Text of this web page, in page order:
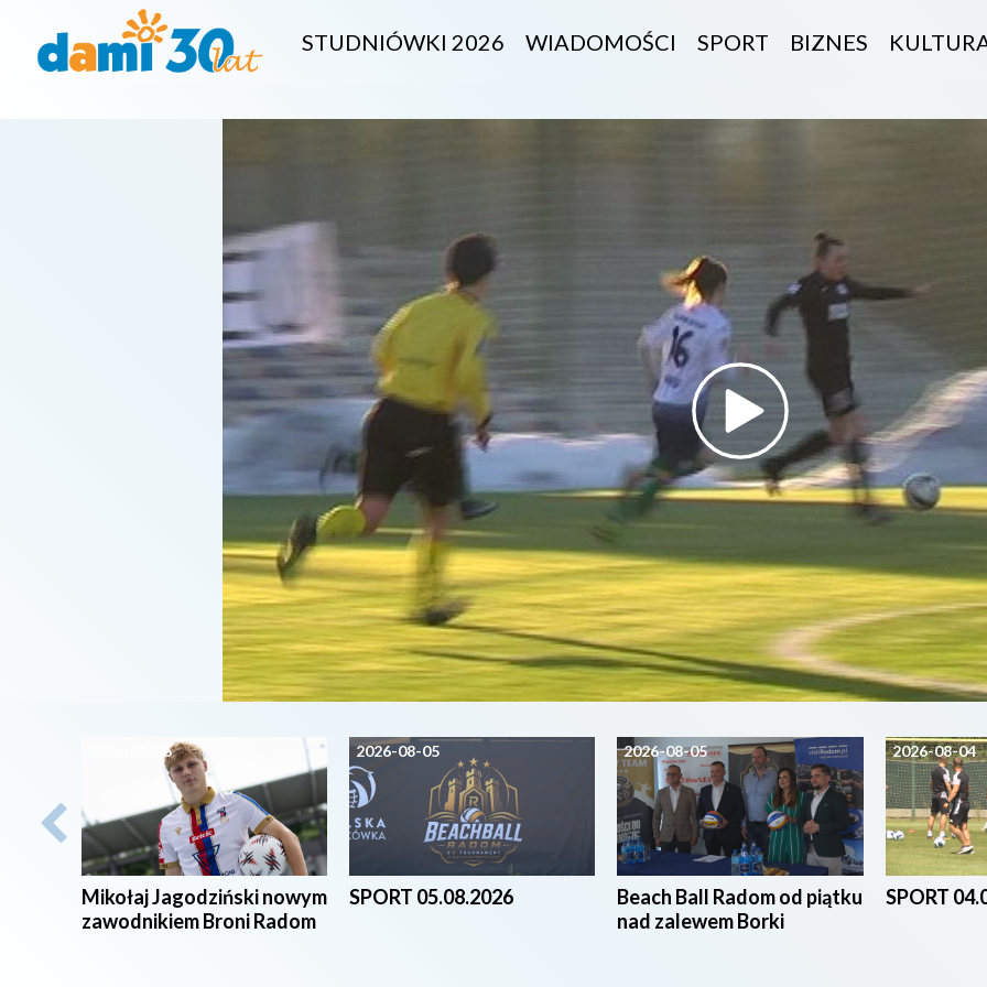
STUDNIÓWKI 2026 WIADOMOŚCI SPORT BIZNES
2026-08-05
Mikołaj Jagodziński nowym
zawodnikiem Broni Radom
2026-08-05
SPORT 05.08.2026
2026-08-05
Beach Ball Radom od piątku
nad zalewem Borki
2026-08-04
SPORT